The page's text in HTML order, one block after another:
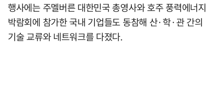
행사에는 주멜버른 대한민국 총영사와 호주 풍력에너지
박람회에 참가한 국내 기업들도 동참해 산·학·관 간의
기술 교류와 네트워크를 다졌다.